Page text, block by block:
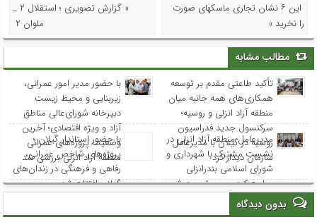
این ۶ نشان تجاری ماسکهای صورت
را نخرید »
« گزارش تصویری ؛ استقلال ۲ _
ملوان ۲
مطالب مشابه
تأکید طاعتی مقدم بر توسعه
همکاری‌های همه جانبه میان
منطقه آزاد انزلی و روسیه؛
سرکنسول جدید فدراسیون
روسیه در گیلان با مدیرعامل
سازمان دیدار کرد
با حضور مدیر امور عمرانی،
زیربنایی و محیط زیست
دبیرخانه شورای‌عالی مناطق
آزاد و ویژه اقتصادی؛ آخرین
وضعیت پروژه‌های عمرانی
منطقه آزاد انزلی بررسی شد
مدیرعامل منطقه آزاد انزلی در
نشست مشترک با شهرداری و
شورای اسلامی بندرانزلی
مطرح کرد: مسیر توسعه شهر
انزلی از هم‌افزایی و مشارکت
همه نهادها می‌گذرد
با حضور استاندار گیلان ؛
پروژه‌های شاخص عمرانی،
رفاهی و فرهنگی در زندان‌های
گیلان افتتاح شد
بدون دیدگاه